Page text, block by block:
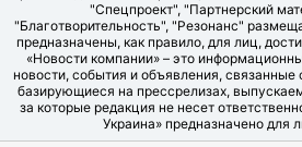
"Спецпроект", "Партнерский
"Благотворительность", "Резонанс"
предназначены, как правило, для лиц,
«Новости компании» – это
новости, события и объявления, связанные
базирующиеся на прессрелизах,
за которые редакция не несет
Украина» предназначено для